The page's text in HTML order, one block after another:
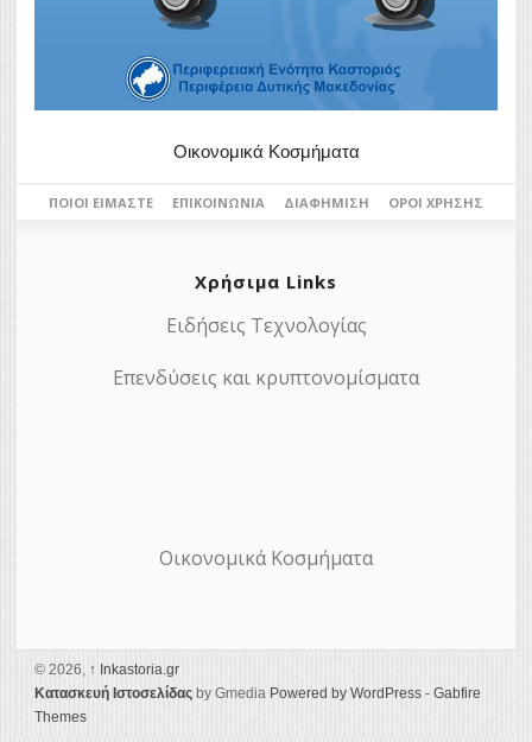
Οικονομικά Κοσμήματα
ΠΟΙΟΙ ΕΊΜΑΣΤΕ ΕΠΙΚΟΙΝΩΝΊΑ ΔΙΑΦΉΜΙΣΗ ΌΡΟΙ ΧΡΉΣΗΣ
Χρήσιμα Links
Ειδήσεις Τεχνολογίας
Επενδύσεις και κρυπτονομίσματα
Οικονομικά Κοσμήματα
© 2026, ↑ Ιnkastoria.gr
Κατασκευή Ιστοσελίδας by Gmedia Powered by WordPress - Gabfire
Themes